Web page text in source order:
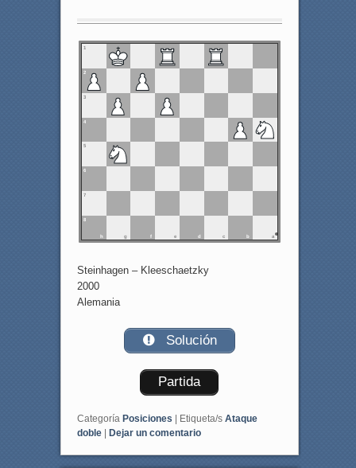
1
2
3
4
5
6
7
8
h g e d c b a
Steinhagen – Kleeschaetzky
2000
Alemania
Solución
Partida
Categoría Posiciones | Etiqueta/s Ataque
doble | Dejar un comentario